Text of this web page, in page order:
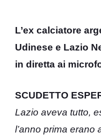
L’ex calciatore
Udinese e Lazio
in diretta ai
SCUDETTO
Lazio aveva tutto,
l’anno prima erano